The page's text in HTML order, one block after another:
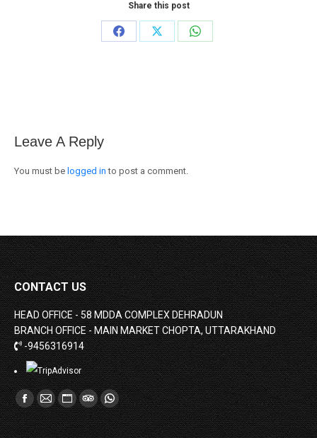
Share this post
Share
Share
Share
Leave A Reply
You must be logged in to post a comment.
CONTACT US
HEAD OFFICE - 58 MDDA COMPLEX DEHRADUN
BRANCH OFFICE - MAIN MARKET CHOPTA, UTTARAKHAND
-9456316914
Find us on:
Facebook
page
Mail
page
Website
page
TripAdvisor
page
Whatsapp
page